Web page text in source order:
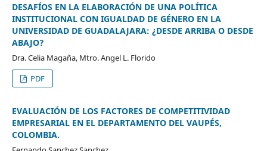
DESAFÍOS EN LA ELABORACIÓN DE UNA POLÍTICA
INSTITUCIONAL CON IGUALDAD DE GÉNERO EN LA
UNIVERSIDAD DE GUADALAJARA: ¿DESDE ARRIBA O DESDE
ABAJO?
Dra. Celia Magaña, Mtro. Angel L. Florido
PDF
EVALUACIÓN DE LOS FACTORES DE COMPETITIVIDAD
EMPRESARIAL EN EL DEPARTAMENTO DEL VAUPÉS,
COLOMBIA.